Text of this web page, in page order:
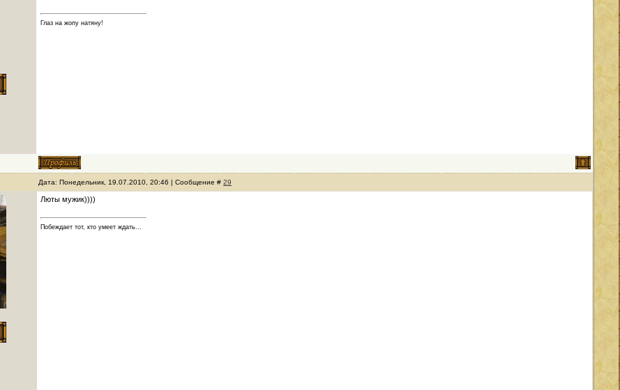
Глаз на жопу натяну!
Дата: Понедельник, 19.07.2010, 20:46 | Сообщение #29
Люты мужик))))
Побеждает тот, кто умеет ждать...